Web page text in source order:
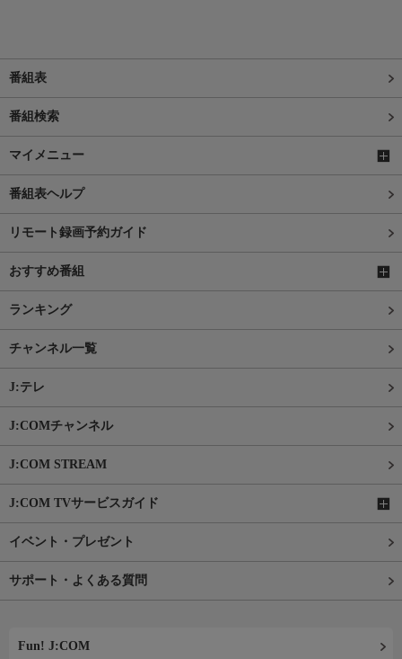
番組表
番組検索
マイメニュー
番組表ヘルプ
リモート録画予約ガイド
おすすめ番組
ランキング
チャンネル一覧
J:テレ
J:COMチャンネル
J:COM STREAM
J:COM TVサービスガイド
イベント・プレゼント
サポート・よくある質問
Fun! J:COM